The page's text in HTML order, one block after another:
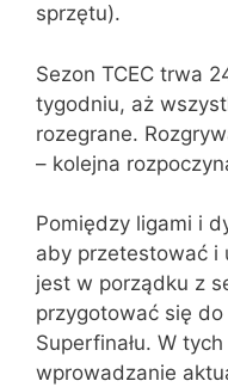
sprzętu).
Sezon TCEC trwa
tygodniu, aż
rozegrane.
– kolejna
Pomiędzy ligami i
aby przetestować i
jest w porządku z
przygotować się
Superfinału. W
wprowadzanie